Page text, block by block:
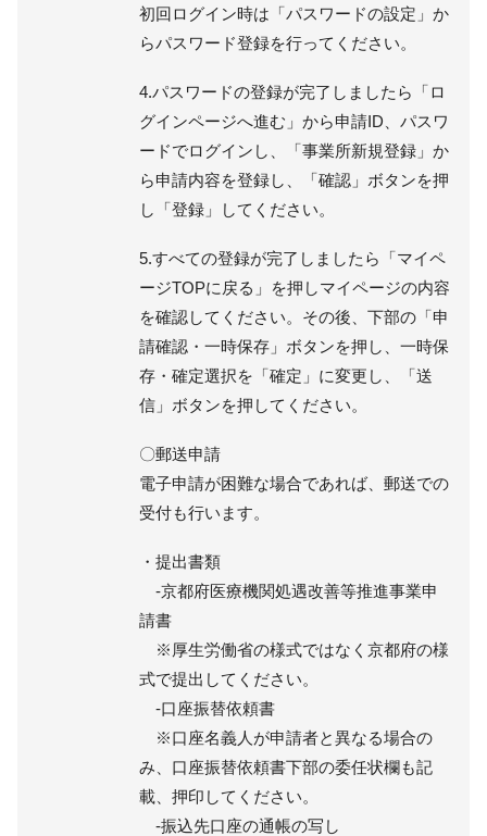
初回ログイン時は「パスワードの設定」か
らパスワード登録を行ってください。
4.パスワードの登録が完了しましたら「ロ
グインページへ進む」から申請ID、パスワ
ードでログインし、「事業所新規登録」か
ら申請内容を登録し、「確認」ボタンを押
し「登録」してください。
5.すべての登録が完了しましたら「マイペ
ージTOPに戻る」を押しマイページの内容
を確認してください。その後、下部の「申
請確認・一時保存」ボタンを押し、一時保
存・確定選択を「確定」に変更し、「送
信」ボタンを押してください。
〇郵送申請
電子申請が困難な場合であれば、郵送での
受付も行います。
・提出書類
-京都府医療機関処遇改善等推進事業申
請書
※厚生労働省の様式ではなく京都府の様
式で提出してください。
-口座振替依頼書
※口座名義人が申請者と異なる場合の
み、口座振替依頼書下部の委任状欄も記
載、押印してください。
-振込先口座の通帳の写し